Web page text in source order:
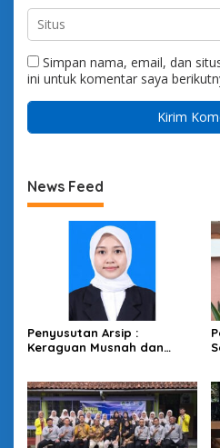
Simpan nama, email, dan
ini untuk komentar saya
News Feed
Penyusutan Arsip :
Keraguan Musnah dan